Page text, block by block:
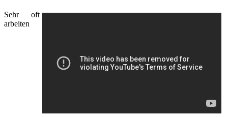
Sehr oft
arbeiten